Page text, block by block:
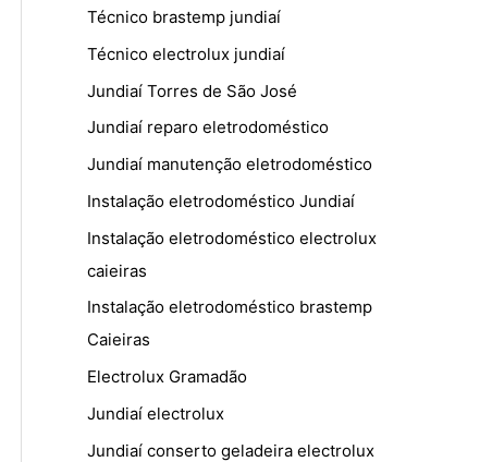
Técnico brastemp jundiaí
Técnico electrolux jundiaí
Jundiaí Torres de São José
Jundiaí reparo eletrodoméstico
Jundiaí manutenção eletrodoméstico
Instalação eletrodoméstico Jundiaí
Instalação eletrodoméstico electrolux
caieiras
Instalação eletrodoméstico brastemp
Caieiras
Electrolux Gramadão
Jundiaí electrolux
Jundiaí conserto geladeira electrolux